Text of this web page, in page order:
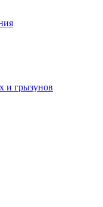
и грызунов